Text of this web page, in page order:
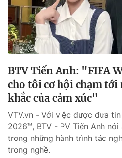
Cơ quan báo chí: Thời báo VTV
Giấy phép hoạt động báo in và
cấp ngày 29/12/2023
Tổng Biên tập: Vũ Thanh Thủy
Phó Tổng Biên tập:Nguyễn Thị Mỹ
Nguyễn Trọng Ninh
Tổng đài VTV:024.38 355 931 -
Ðiện thoại Thời báo VTV:024.66
Email:
toasoan@vtv.vn
Liên hệ quảng cáo: 024-7300.7108
BTV Tiến Anh: "FIFA
cho tôi cơ hội chạm
khắc của cảm xúc"
VTV.vn - Với việc được đưa tin
2026™, BTV - PV Tiến Anh
trong những hành trình tác
trong nghề.